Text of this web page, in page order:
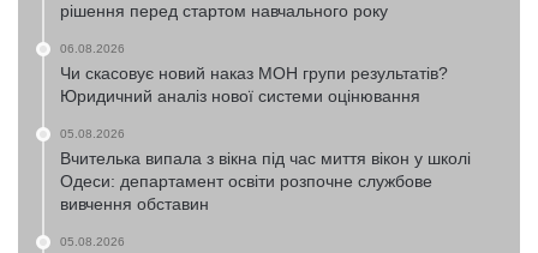
рішення перед стартом навчального року
06.08.2026
Чи скасовує новий наказ МОН групи результатів?
Юридичний аналіз нової системи оцінювання
05.08.2026
Вчителька випала з вікна під час миття вікон у школі
Одеси: департамент освіти розпочне службове
вивчення обставин
05.08.2026